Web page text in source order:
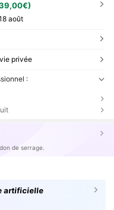
août
privée
:
de serrage.
artificielle